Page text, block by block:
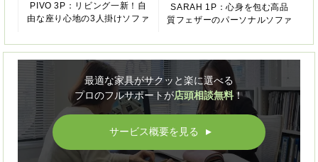
PIVO 3P：リビング一新！自
由な座り心地の3人掛けソファ
SARAH 1P：心身を包む高品
質フェザーのパーソナルソファ
最適な家具がサクッと楽に選べる
プロのフルサポートが店頭相談無料！
サービス概要を見る ▲